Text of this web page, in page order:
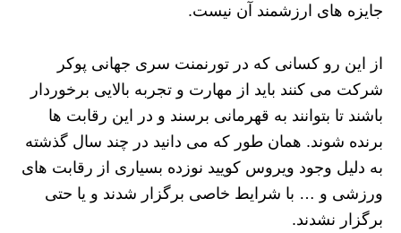
جایزه های ارزشمند آن نیست.
از این رو کسانی که در تورنمنت سری جهانی پوکر
شرکت می کنند باید از مهارت و تجربه بالایی برخوردار
باشند تا بتوانند به قهرمانی برسند و در این رقابت ها
برنده شوند. همان طور که می دانید در چند سال گذشته
به دلیل وجود ویروس کویید نوزده بسیاری از رقابت های
ورزشی و … با شرایط خاصی برگزار شدند و یا حتی
برگزار نشدند.